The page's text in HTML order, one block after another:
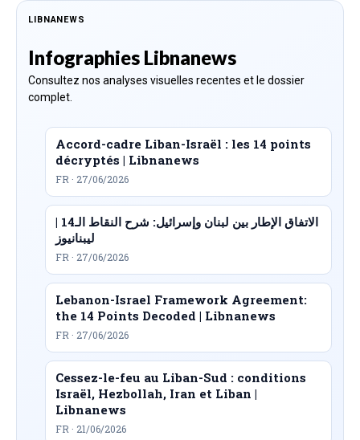
LIBNANEWS
Infographies Libnanews
Consultez nos analyses visuelles recentes et le dossier
complet.
Accord-cadre Liban-Israël : les 14 points
décryptés | Libnanews
FR · 27/06/2026
الاتفاق الإطار بين لبنان وإسرائيل: شرح النقاط الـ14 |
ليبنانيوز
FR · 27/06/2026
Lebanon-Israel Framework Agreement:
the 14 Points Decoded | Libnanews
FR · 27/06/2026
Cessez-le-feu au Liban-Sud : conditions
Israël, Hezbollah, Iran et Liban |
Libnanews
FR · 21/06/2026